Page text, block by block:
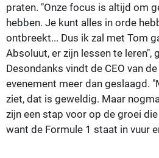
praten. "Onze focus is altijd om
hebben. Je kunt alles in orde
ontbreekt... Dus ik zal met Tom
Absoluut, er zijn lessen te leren",
Desondanks vindt de CEO van
evenement meer dan geslaagd.
ziet, dat is geweldig. Maar
zijn een stap voor op de groei
want de Formule 1 staat in vuur